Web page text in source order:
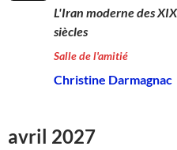
L'Iran moderne des
siècles
Salle de l'amitié
Christine Darmagnac
avril 2027